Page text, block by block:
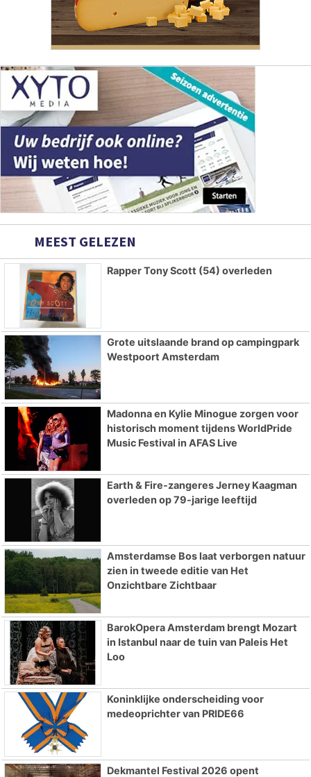
MEEST GELEZEN
Rapper Tony Scott (54) overleden
Grote uitslaande brand op campingpark
Westpoort Amsterdam
Madonna en Kylie Minogue zorgen voor
historisch moment tijdens WorldPride
Music Festival in AFAS Live
Earth & Fire-zangeres Jerney Kaagman
overleden op 79-jarige leeftijd
Amsterdamse Bos laat verborgen natuur
zien in tweede editie van Het
Onzichtbare Zichtbaar
BarokOpera Amsterdam brengt Mozart
in Istanbul naar de tuin van Paleis Het
Loo
Koninklijke onderscheiding voor
medeoprichter van PRIDE66
Dekmantel Festival 2026 opent